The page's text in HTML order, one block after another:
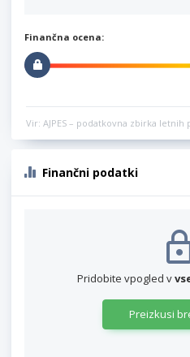
Finančna ocena:
Vir: AJPES – podatkovna zbirka letnih
Finančni podatki
Pridobite vpogled v
Preizkusi